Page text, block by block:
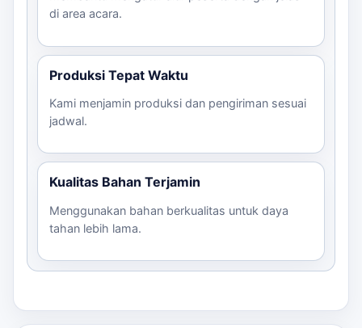
di area acara.
Produksi Tepat Waktu
Kami menjamin produksi dan pengiriman sesuai
jadwal.
Kualitas Bahan Terjamin
Menggunakan bahan berkualitas untuk daya
tahan lebih lama.